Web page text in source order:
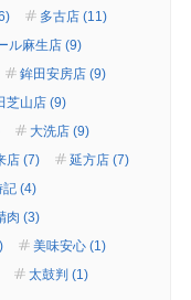
多古店 (11)
ル麻生店 (9)
鉾田安房店 (9)
芝山店 (9)
大洗店 (9)
店 (7)
延方店 (7)
記 (4)
肉 (3)
美味安心 (1)
太鼓判 (1)